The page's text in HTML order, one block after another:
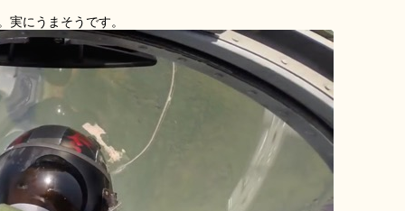
実にうまそうです。